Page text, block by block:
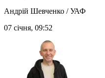
Андрій Шевченко / УАФ
07 січня, 09:52